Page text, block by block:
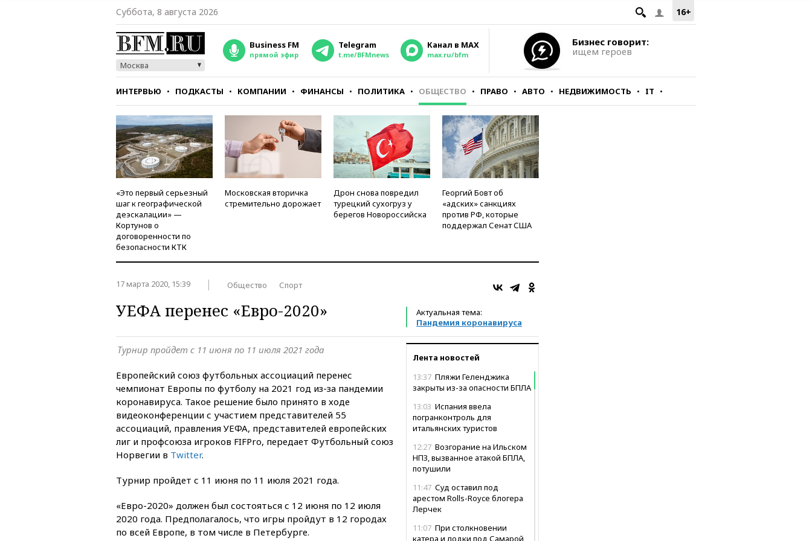
16+
Суббота, 8 августа 2026
Москва
Business FM
прямой эфир
Telegram
t.me/BFMnews
Канал в MAX
max.ru/bfm
Бизнес говорит:
ищем героев
ИНТЕРВЬЮ ПОДКАСТЫ КОМПАНИИ ФИНАНСЫ ПОЛИТИКА ОБЩЕСТВО ПРАВО АВТО НЕДВИЖИМОСТЬ IT
СТИЛЬ ТЕСТЫ
«Это первый серьезный
шаг к географической
деэскалации» —
Кортунов о
договоренности по
безопасности КТК
Московская вторичка
стремительно дорожает
Дрон снова повредил
турецкий сухогруз у
берегов Новороссийска
Георгий Бовт об
«адских» санкциях
против РФ, которые
поддержал Сенат США
17 марта 2020, 15:39 Общество Спорт
Актуальная тема:
Пандемия коронавируса
УЕФА перенес «Евро-2020»
Лента новостей
13:37 Пляжи Геленджика
закрыты из-за опасности БПЛА
13:03 Испания ввела
погранконтроль для
итальянских туристов
12:27 Возгорание на Ильском
НПЗ, вызванное атакой БПЛА,
потушили
11:47 Суд оставил под
арестом Rolls-Royce блогера
Лерчек
11:07 При столкновении
катера и лодки под Самарой
Турнир пройдет с 11 июня по 11 июля 2021 года
Европейский союз футбольных ассоциаций перенес
чемпионат Европы по футболу на 2021 год из-за пандемии
коронавируса. Такое решение было принято в ходе
видеоконференции с участием представителей 55
ассоциаций, правления УЕФА, представителей европейских
лиг и профсоюза игроков FIFPro, передает Футбольный союз
Норвегии в Twitter.
Турнир пройдет с 11 июня по 11 июля 2021 года.
«Евро-2020» должен был состояться с 12 июня по 12 июля
2020 года. Предполагалось, что игры пройдут в 12 городах
по всей Европе, в том числе в Петербурге.